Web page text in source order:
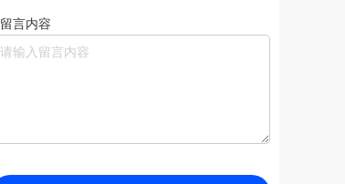
留言内容